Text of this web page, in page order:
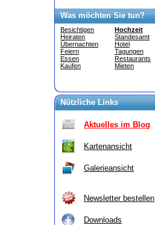
Was möchten Sie tun?
Besichtigen
Heiraten
Übernachten
Feiern
Essen
Kaufen
Hochzeit
Standesamt
Hotel
Tagungen
Restaurants
Mieten
Nützliche Links
Aktuelles im Blog
Kartenansicht
Galerieansicht
Newsletter bestellen
Downloads